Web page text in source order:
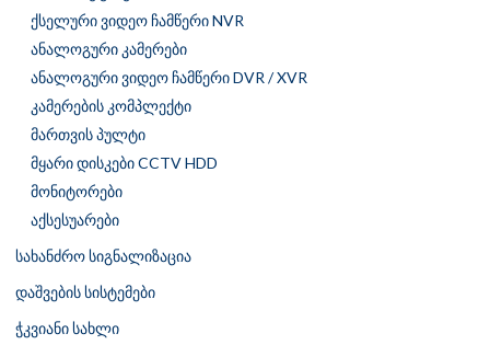
ქსელური ვიდეო ჩამწერი NVR
ანალოგური კამერები
ანალოგური ვიდეო ჩამწერი DVR / XVR
კამერების კომპლექტი
მართვის პულტი
მყარი დისკები CCTV HDD
მონიტორები
აქსესუარები
სახანძრო სიგნალიზაცია
დაშვების სისტემები
ჭკვიანი სახლი